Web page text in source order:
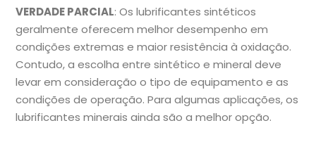
VERDADE PARCIAL: Os lubrificantes sintéticos
geralmente oferecem melhor desempenho em
condições extremas e maior resistência à oxidação.
Contudo, a escolha entre sintético e mineral deve
levar em consideração o tipo de equipamento e as
condições de operação. Para algumas aplicações, os
lubrificantes minerais ainda são a melhor opção.